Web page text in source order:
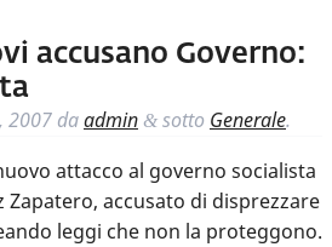
accusano Governo:
2007 daadmin & sotto Generale.
attacco al governo socialista
Zapatero, accusato di disprezzare
leggi che non la proteggono.